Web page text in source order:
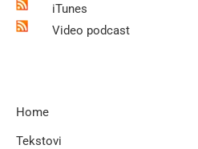
iTunes
Video podcast
Home
Tekstovi